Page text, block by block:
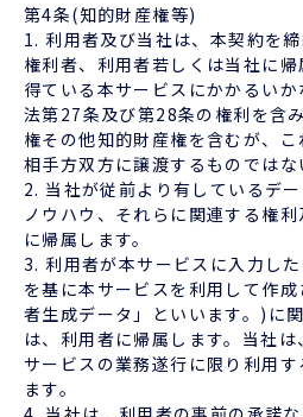
第4条(知的財産権等)
1. 利用者及び当社は、本契約を
権利者、利用者若しくは当社に
得ている本サービスにかかるい
法第27条及び第28条の権利を含
権その他知的財産権を含むが、
相手方双方に譲渡するものではな
2. 当社が従前より有しているデ
ノウハウ、それらに関連する権
に帰属します。
3. 利用者が本サービスに入力し
を基に本サービスを利用して作
者生成データ」といいます。)に
は、利用者に帰属します。当社
サービスの業務遂行に限り利用
ます。